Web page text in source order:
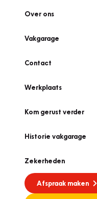
Over ons
Vakgarage
Contact
Werkplaats
Kom gerust verder
Historie vakgarage
Zekerheden
Afspraak maken